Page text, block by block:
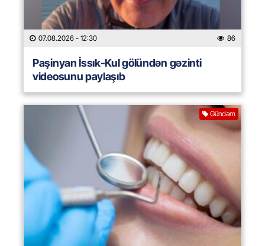
07.08.2026 - 12:30 86
Paşinyan İssık-Kul gölündən gəzinti
videosunu paylaşıb
Gündəm